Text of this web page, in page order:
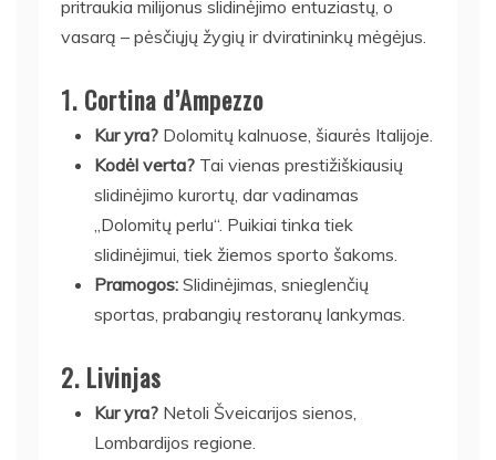
pritraukia milijonus slidinėjimo entuziastų, o
vasarą – pėsčiųjų žygių ir dviratininkų mėgėjus.
1. Cortina d’Ampezzo
Kur yra? Dolomitų kalnuose, šiaurės Italijoje.
Kodėl verta? Tai vienas prestižiškiausių
slidinėjimo kurortų, dar vadinamas
„Dolomitų perlu“. Puikiai tinka tiek
slidinėjimui, tiek žiemos sporto šakoms.
Pramogos: Slidinėjimas, snieglenčių
sportas, prabangių restoranų lankymas.
2. Livinjas
Kur yra? Netoli Šveicarijos sienos,
Lombardijos regione.